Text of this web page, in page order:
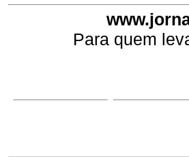
Para quem